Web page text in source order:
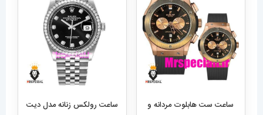
ساعت ست هابلوت مردانه و
ساعت رولکس زنانه مدل دیت